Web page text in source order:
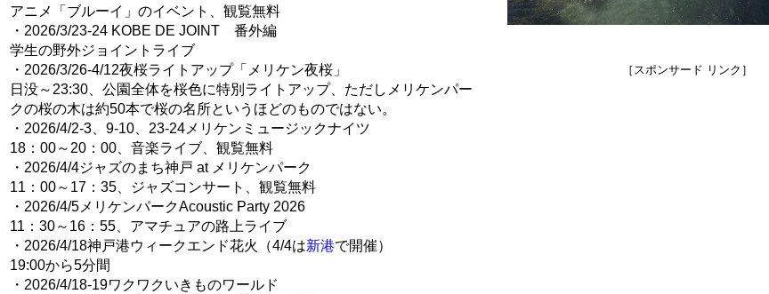
アニメ「ブルーイ」のイベント、観覧無料
・2026/3/23-24 KOBE DE JOINT 番外編
学生の野外ジョイントライブ
・2026/3/26-4/12夜桜ライトアップ「メリケン夜桜」
日没～23:30、公園全体を桜色に特別ライトアップ、ただしメリケンパー
クの桜の木は約50本で桜の名所というほどのものではない。
・2026/4/2-3、9-10、23-24メリケンミュージックナイツ
18：00～20：00、音楽ライブ、観覧無料
・2026/4/4ジャズのまち神戸 at メリケンパーク
11：00～17：35、ジャズコンサート、観覧無料
・2026/4/5メリケンパークAcoustic Party 2026
11：30～16：55、アマチュアの路上ライブ
・2026/4/18神戸港ウィークエンド花火（4/4は新港で開催）
19:00から5分間
・2026/4/18-19ワクワクいきものワールド
［スポンサード リンク］